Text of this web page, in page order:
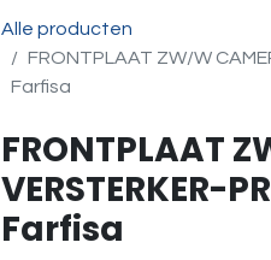
Alle producten
FRONTPLAAT ZW/W
Farfisa
FRONTPLAAT
VERSTERKER-
Farfisa